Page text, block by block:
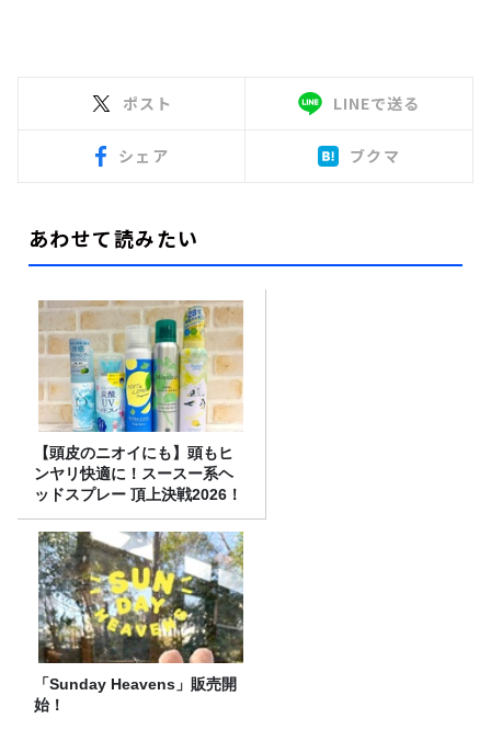
ポスト LINEで送る
シェア ブクマ
あわせて読みたい
【頭皮のニオイにも】頭もヒ
ンヤリ快適に！スースー系ヘ
ッドスプレー 頂上決戦2026！
「Sunday Heavens」販売開
始！